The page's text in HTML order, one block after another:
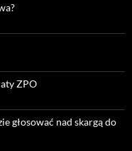
ZPO
głosować nad skargą do